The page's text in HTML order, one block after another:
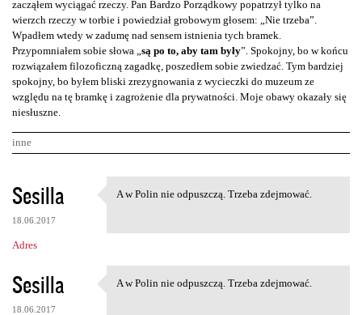
zacząłem wyciągać rzeczy. Pan Bardzo Porządkowy popatrzył tylko na
wierzch rzeczy w torbie i powiedział grobowym głosem: „Nie trzeba”.
Wpadłem wtedy w zadumę nad sensem istnienia tych bramek.
Przypomniałem sobie słowa „ są po to, aby tam były”. Spokojny, bo w końcu
rozwiązałem filozoficzną zagadkę, poszedłem sobie zwiedzać. Tym bardziej
spokojny, bo byłem bliski zrezygnowania z wycieczki do muzeum ze
względu na tę bramkę i zagrożenie dla prywatności. Moje obawy okazały się
niesłuszne.
inne
K
o
m
e
n
t
Sesilla
18.06.2017
Adres
A w Polin nie odpuszczą.
A w Polin nie odpuszczą. Trzeba zdejmować.
Sesilla
18.06.2017
A w Polin nie odpuszczą.
A w Polin nie odpuszczą. Trzeba zdejmować.